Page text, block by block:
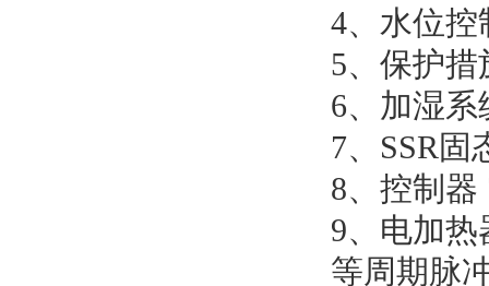
4、水位
5、保护
6、加湿
7、SSR固
8、控制
9、电加
等周期脉